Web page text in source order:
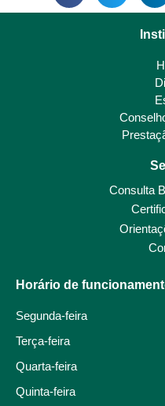
Consulta
Horário de
Segunda-feira
Terça-feira
Quarta-feira
Quinta-feira